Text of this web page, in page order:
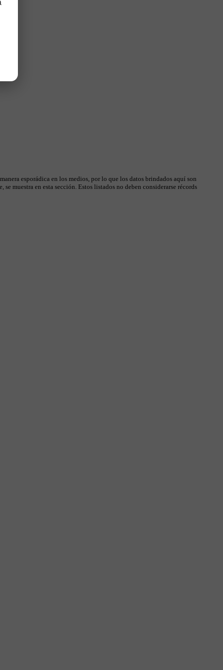
esporádica en los medios, por lo que los datos brindados aquí son
muestra en esta sección. Estos listados no deben considerarse récords